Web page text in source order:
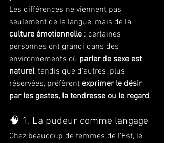
Les différences ne viennent pas
seulement de la langue, mais de la
culture émotionnelle : certaines
personnes ont grandi dans des
environnements où parler de sexe est
naturel, tandis que d’autres, plus
réservées, préfèrent exprimer le désir
par les gestes, la tendresse ou le regard.
🧠 1. La pudeur comme langage
Chez beaucoup de femmes de l’Est, le